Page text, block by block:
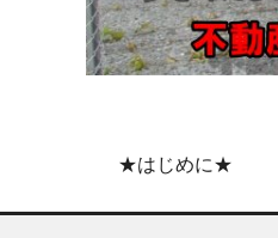
★はじめに★